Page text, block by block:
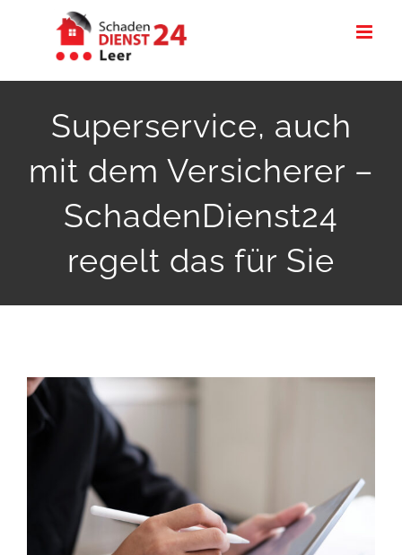
Superservice, auch
mit dem Versicherer –
SchadenDienst24
regelt das für Sie